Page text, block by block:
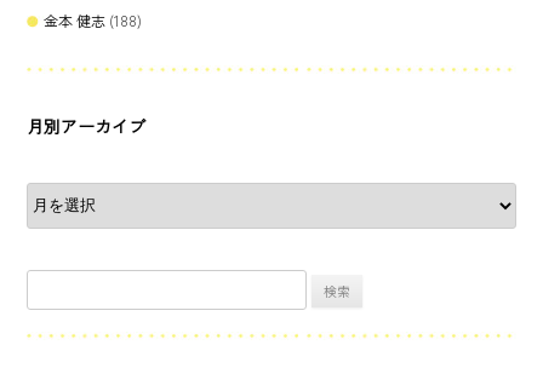
金本 健志 (188)
月別アーカイブ